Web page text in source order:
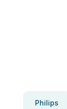
Philips